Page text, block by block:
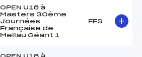
OPEN U16 à
Masters 30ème
Journées
Française de
Mellau Géant 1
FFS
OPEN U16 à